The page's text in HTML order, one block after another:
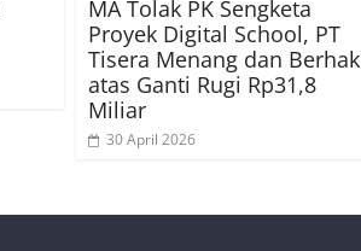
MA Tolak PK Sengketa
Proyek Digital School, PT
Tisera Menang dan Berhak
atas Ganti Rugi Rp31,8
Miliar
30 April 2026